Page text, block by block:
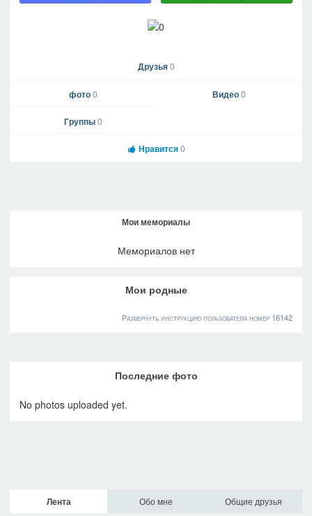
Друзья0
фото0 Видео0
Группы0
Нравится0
Мои мемориалы
Мемориалов нет
Мои родные
Развернуть инструкцию пользователя номер 16142
Последние фото
No photos uploaded yet.
Лента Обо мне Общие друзья